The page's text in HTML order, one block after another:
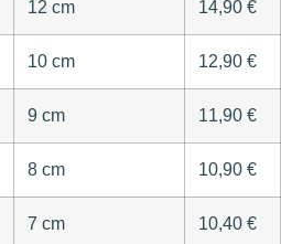
12 cm 14,90 €
10 cm 12,90 €
9 cm 11,90 €
8 cm 10,90 €
7 cm 10,40 €